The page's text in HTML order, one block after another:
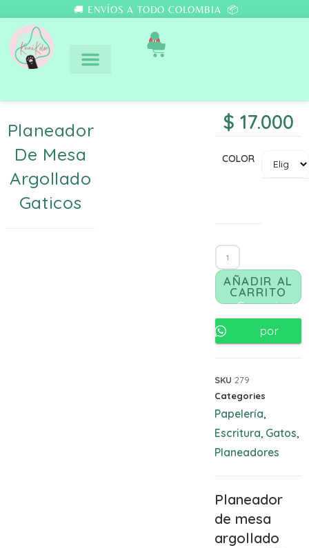
🚚 ENVÍOS A TODO COLOMBIA 📦
0
Planeador
De Mesa
Argollado
Gaticos
$ 17.000
COLOR
AÑADIR AL
CARRITO
Comunicate
por
SKU 279
Categories
Papelería
Escritura Gatos
Planeadores
Planeador
de mesa
argollado